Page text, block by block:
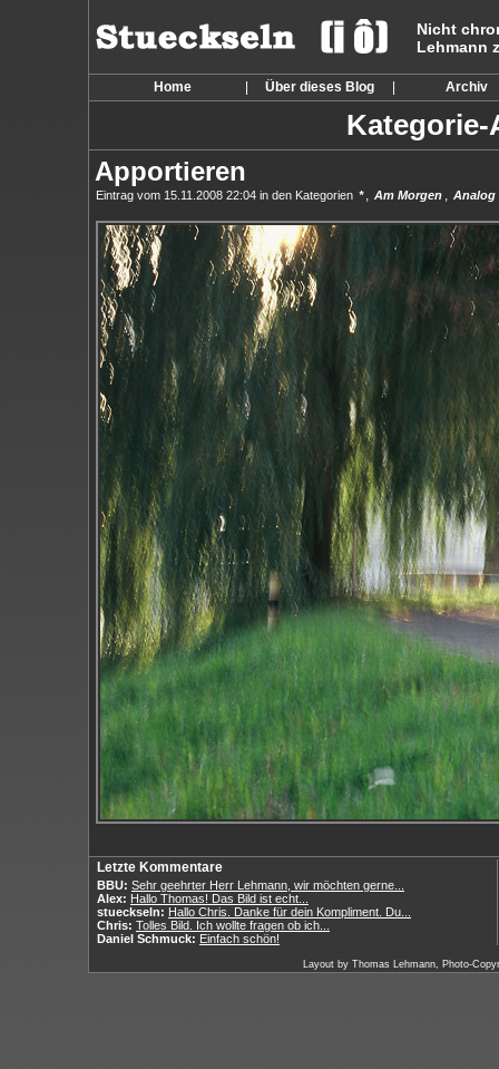
Nicht
Lehmann
Home Über dieses Blog Archiv
Kategorie-
Apportieren
Eintrag vom 15.11.2008 22:04 in den Kategorien * , Am Morgen , Analog
Letzte Kommentare
BBU: Sehr geehrter Herr Lehmann, wir möchten gerne...
Alex: Hallo Thomas! Das Bild ist echt...
stueckseln: Hallo Chris. Danke für dein Kompliment. Du...
Chris: Tolles Bild. Ich wollte fragen ob ich...
Daniel Schmuck: Einfach schön!
Layout by Thomas Lehmann, Photo-